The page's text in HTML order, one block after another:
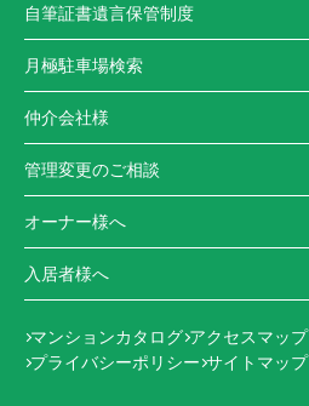
自筆証書遺言保管制度
月極駐車場検索
仲介会社様
管理変更のご相談
オーナー様へ
入居者様へ
マンションカタログ アクセスマップ
プライバシーポリシー サイトマップ